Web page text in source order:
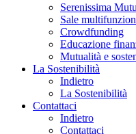
Serenissima
Sale
Crowdfunding
Educazione
Mutualità e
La Sostenibilità
Indietro
La Sostenibilità
Contattaci
Indietro
Contattaci